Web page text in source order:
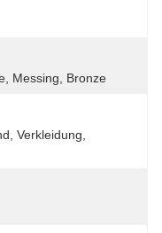
Messing, Bronze
Verkleidung,